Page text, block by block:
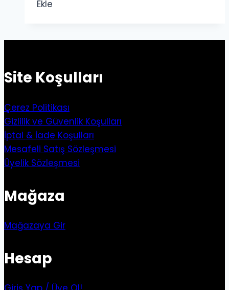
Ekle
Site Koşulları
Çerez Politikası
Gizlilik ve Güvenlik Koşulları
İptal & İade Koşulları
Mesafeli Satış Sözleşmesi
Üyelik Sözleşmesi
Mağaza
Mağazaya Gir
Hesap